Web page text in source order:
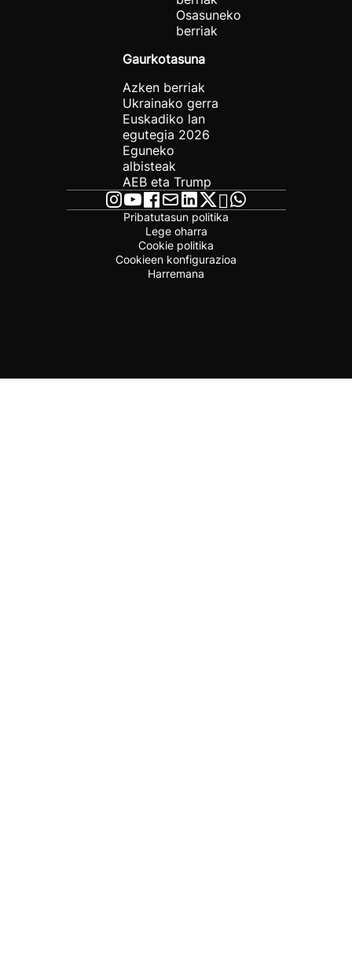
Osasuneko
berriak
Gaurkotasuna
Azken berriak
Ukrainako gerra
Euskadiko lan
egutegia 2026
Eguneko
albisteak
AEB eta Trump
Pribatutasun politika
Lege oharra
Cookie politika
Cookieen konfigurazioa
Harremana